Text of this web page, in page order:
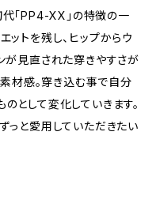
「PP4-XX」の特徴の一
ットを残し、ヒップからウ
が見直された穿きやすさが
材感。穿き込む事で自分
として変化していきます。
っと愛用していただきたい